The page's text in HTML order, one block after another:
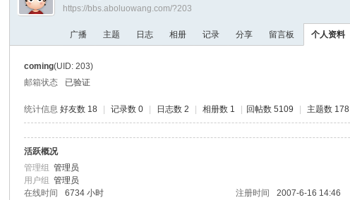
罗
https://bbs.aboluowang.com/?203
广播 主题 日志 相册 记录 分享 留言板 个人资料
coming(UID: 203)
邮箱状态
已验证
统计信息 好友数 18 记录数 0 日志数 2 相册数 1 回帖数 5109 主题数 178
活跃概况
管理组管理员
用户组管理员
在线时间
6734 小时 注册时间 2007-6-16 14:46